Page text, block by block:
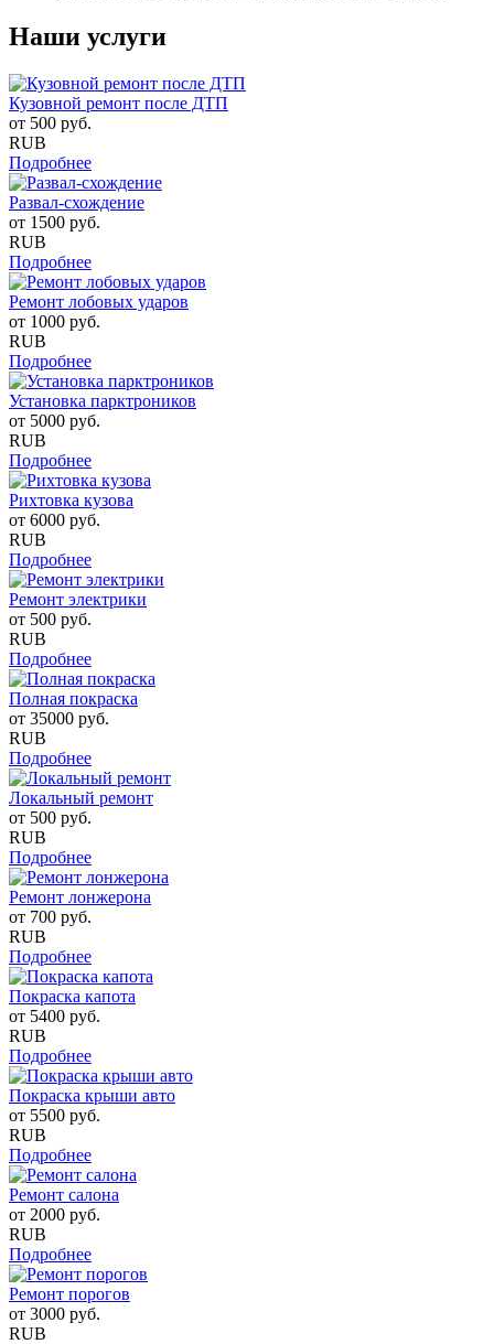
Наши услуги
Кузовной ремонт после ДТП
от 500 руб.
RUB
Подробнее
Развал-схождение
от 1500 руб.
RUB
Подробнее
Ремонт лобовых ударов
от 1000 руб.
RUB
Подробнее
Установка парктроников
от 5000 руб.
RUB
Подробнее
Рихтовка кузова
от 6000 руб.
RUB
Подробнее
Ремонт электрики
от 500 руб.
RUB
Подробнее
Полная покраска
от 35000 руб.
RUB
Подробнее
Локальный ремонт
от 500 руб.
RUB
Подробнее
Ремонт лонжерона
от 700 руб.
RUB
Подробнее
Покраска капота
от 5400 руб.
RUB
Подробнее
Покраска крыши авто
от 5500 руб.
RUB
Подробнее
Ремонт салона
от 2000 руб.
RUB
Подробнее
Ремонт порогов
от 3000 руб.
RUB